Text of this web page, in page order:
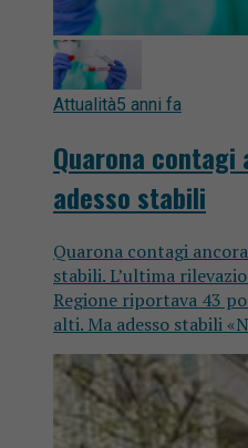
Attualità5 anni fa
Quarona
adesso stabili
Quarona contagi
stabili. L’ultima
Regione riportava 43
alti. Ma adesso stabili